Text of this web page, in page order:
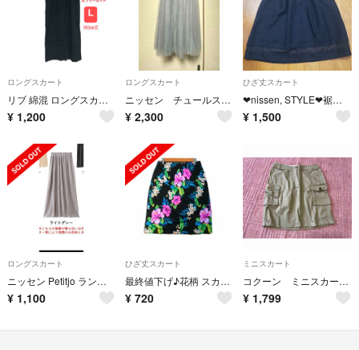
ロングスカート
リブ 綿混 ロングスカート Ｌ 黒 丈フリーカット 左右ポケット
¥ 1,200
ロングスカート
ニッセン チュールスカート
¥ 2,300
ひざ丈スカート
❤nissen, STYLE❤裾シアー切替タックフレアスカート黒/新品タグ付き
¥ 1,500
ロングスカート
ニッセン Petitjo ランダムプリーツタイトスカート
¥ 1,100
ひざ丈スカート
最終値下げ♪花柄 スカート ストレッチ トロピカル ハワイアン
¥ 720
ミニスカート
コクーン ミニスカート カーゴスカート
¥ 1,799